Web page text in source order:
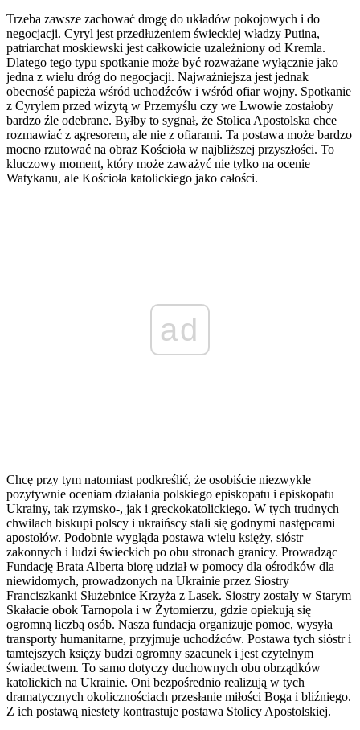
Trzeba zawsze zachować drogę do układów pokojowych i do
negocjacji. Cyryl jest przedłużeniem świeckiej władzy Putina,
patriarchat moskiewski jest całkowicie uzależniony od Kremla.
Dlatego tego typu spotkanie może być rozważane wyłącznie jako
jedna z wielu dróg do negocjacji. Najważniejsza jest jednak
obecność papieża wśród uchodźców i wśród ofiar wojny. Spotkanie
z Cyrylem przed wizytą w Przemyślu czy we Lwowie zostałoby
bardzo źle odebrane. Byłby to sygnał, że Stolica Apostolska chce
rozmawiać z agresorem, ale nie z ofiarami. Ta postawa może bardzo
mocno rzutować na obraz Kościoła w najbliższej przyszłości. To
kluczowy moment, który może zaważyć nie tylko na ocenie
Watykanu, ale Kościoła katolickiego jako całości.
ad
Chcę przy tym natomiast podkreślić, że osobiście niezwykle
pozytywnie oceniam działania polskiego episkopatu i episkopatu
Ukrainy, tak rzymsko-, jak i greckokatolickiego. W tych trudnych
chwilach biskupi polscy i ukraińscy stali się godnymi następcami
apostołów. Podobnie wygląda postawa wielu księży, sióstr
zakonnych i ludzi świeckich po obu stronach granicy. Prowadząc
Fundację Brata Alberta biorę udział w pomocy dla ośrodków dla
niewidomych, prowadzonych na Ukrainie przez Siostry
Franciszkanki Służebnice Krzyża z Lasek. Siostry zostały w Starym
Skałacie obok Tarnopola i w Żytomierzu, gdzie opiekują się
ogromną liczbą osób. Nasza fundacja organizuje pomoc, wysyła
transporty humanitarne, przyjmuje uchodźców. Postawa tych sióstr i
tamtejszych księży budzi ogromny szacunek i jest czytelnym
świadectwem. To samo dotyczy duchownych obu obrządków
katolickich na Ukrainie. Oni bezpośrednio realizują w tych
dramatycznych okolicznościach przesłanie miłości Boga i bliźniego.
Z ich postawą niestety kontrastuje postawa Stolicy Apostolskiej.